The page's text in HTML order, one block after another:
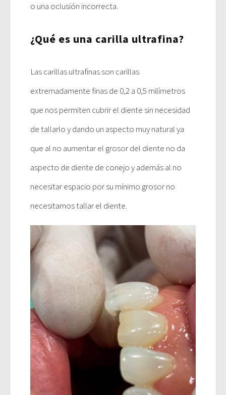
o una oclusión incorrecta.
¿Qué es una carilla ultrafina?
Las carillas ultrafinas son carillas
extremadamente finas de 0,2 a 0,5 milímetros
que nos permiten cubrir el diente sin necesidad
de tallarlo y dando un aspecto muy natural ya
que al no aumentar el grosor del diente no da
aspecto de diente de conejo y además al no
necesitar espacio por su mínimo grosor no
necesitamos tallar el diente.